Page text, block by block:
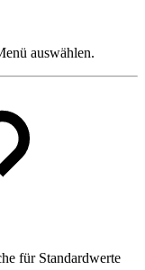
auswählen.
für Standardwerte